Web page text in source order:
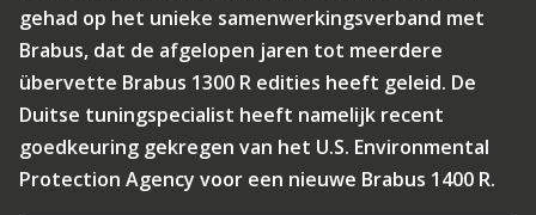
gehad op het unieke samenwerkingsverband met
Brabus, dat de afgelopen jaren tot meerdere
übervette Brabus 1300 R edities heeft geleid. De
Duitse tuningspecialist heeft namelijk recent
goedkeuring gekregen van het U.S. Environmental
Protection Agency voor een nieuwe Brabus 1400 R.